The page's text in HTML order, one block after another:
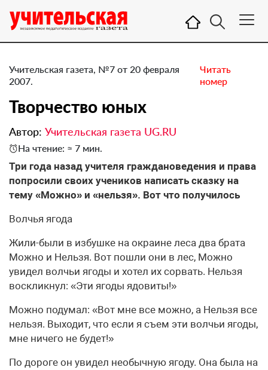
Учительская газета, №7 от 20 февраля
2007.
Читать
номер
Творчество юных
Автор: Учительская газета UG.RU
На чтение: ≈ 7 мин.
Три года назад учителя граждановедения и права
попросили своих учеников написать сказку на
тему «Можно» и «нельзя». Вот что получилось
Волчья ягода
Жили-были в избушке на окраине леса два брата
Можно и Нельзя. Вот пошли они в лес, Moжно
увидел волчьи ягоды и хотел их сорвать. Нельзя
воскликнул: «Эти ягоды ядовиты!»
Можно подумал: «Вот мне все можно, а Нельзя все
нельзя. Выходит, что если я съем эти волчьи ягоды,
мне ничего не будет!»
По дороге он увидел необычную ягоду. Она была на